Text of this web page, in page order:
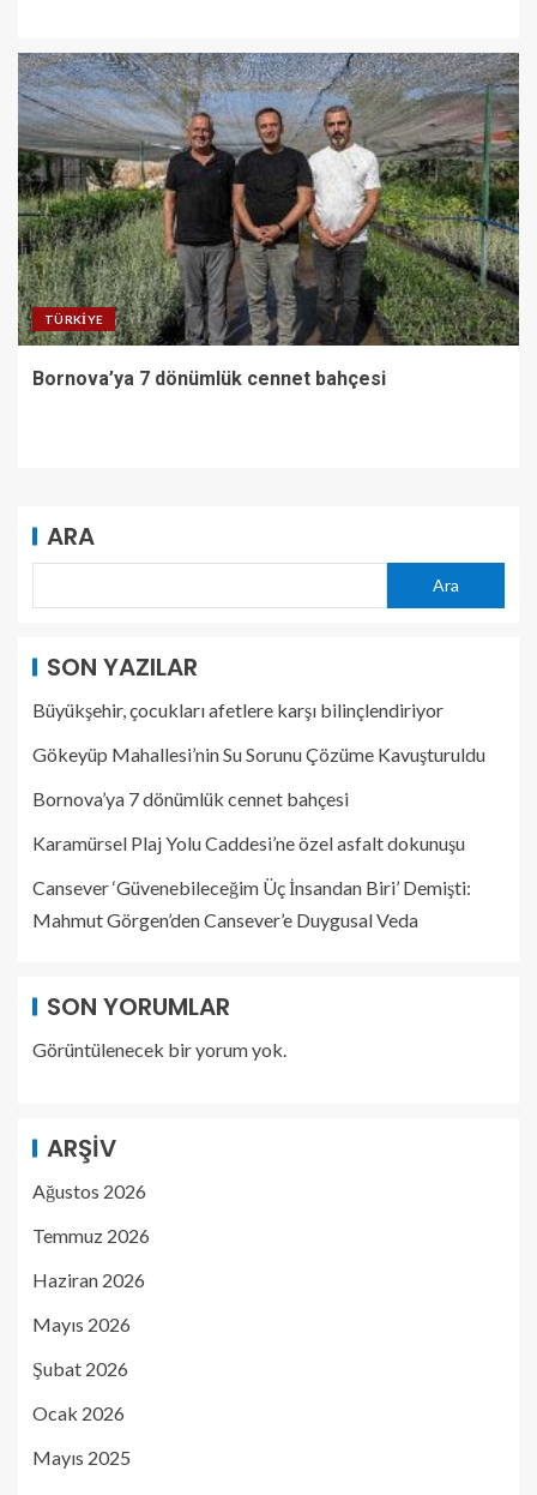
TÜRKIYE
Bornova’ya 7 dönümlük cennet bahçesi
ARA
Ara
SON YAZILAR
Büyükşehir, çocukları afetlere karşı bilinçlendiriyor
Gökeyüp Mahallesi’nin Su Sorunu Çözüme Kavuşturuldu
Bornova’ya 7 dönümlük cennet bahçesi
Karamürsel Plaj Yolu Caddesi’ne özel asfalt dokunuşu
Cansever ‘Güvenebileceğim Üç İnsandan Biri’ Demişti:
Mahmut Görgen’den Cansever’e Duygusal Veda
SON YORUMLAR
Görüntülenecek bir yorum yok.
ARŞIV
Ağustos 2026
Temmuz 2026
Haziran 2026
Mayıs 2026
Şubat 2026
Ocak 2026
Mayıs 2025